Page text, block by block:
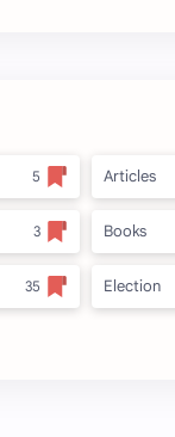
Articles
Books
Election